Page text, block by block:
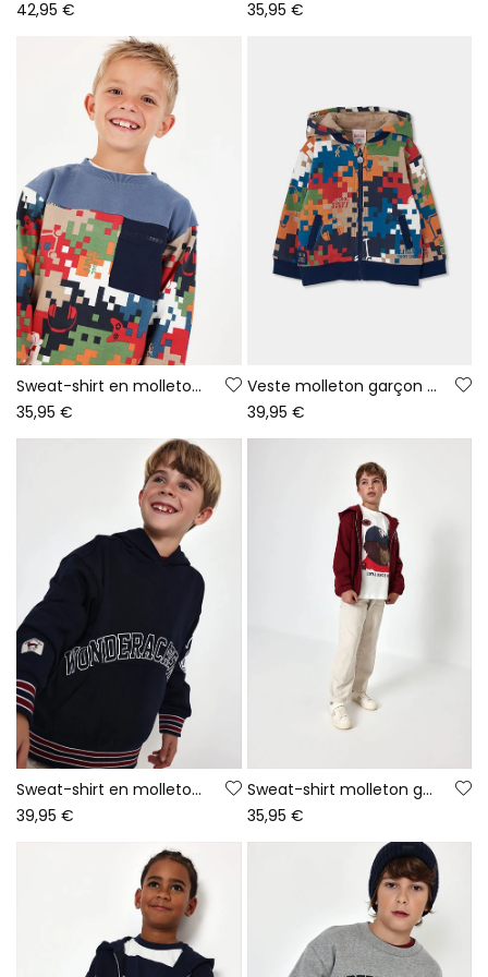
42,95 €
35,95 €
Sweat-shirt en molleton garçon bleu imprimé pixels
35,95 €
Veste molleton garçon imprimé pixels multicolore
39,95 €
Sweat-shirt en molleton garçon bleu marine à capuche
39,95 €
Sweat-shirt molleton garçon grenat imprimé Oxford
35,95 €